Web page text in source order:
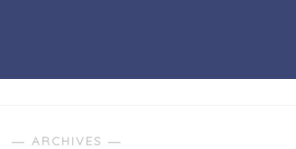
― ARCHIVES ―